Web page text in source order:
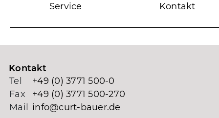
Service Kontakt
Kontakt
Tel
+49 (0) 3771 500-0
Fax
+49 (0) 3771 500-270
Mail
info@curt-bauer.de